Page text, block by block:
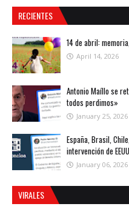
RECIENTES
14 de abril:
April 14, 2026
Antonio Maíllo se
todos perdimos»
January 25, 2026
España, Brasil,
intervención de
January 06, 2026
VIRALES